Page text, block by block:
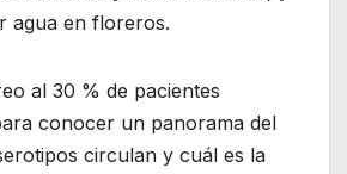
agua en floreros.
al 30 % de pacientes
conocer un panorama del
circulan y cuál es la